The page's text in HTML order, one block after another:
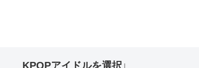
KPOPアイドルを選択↓